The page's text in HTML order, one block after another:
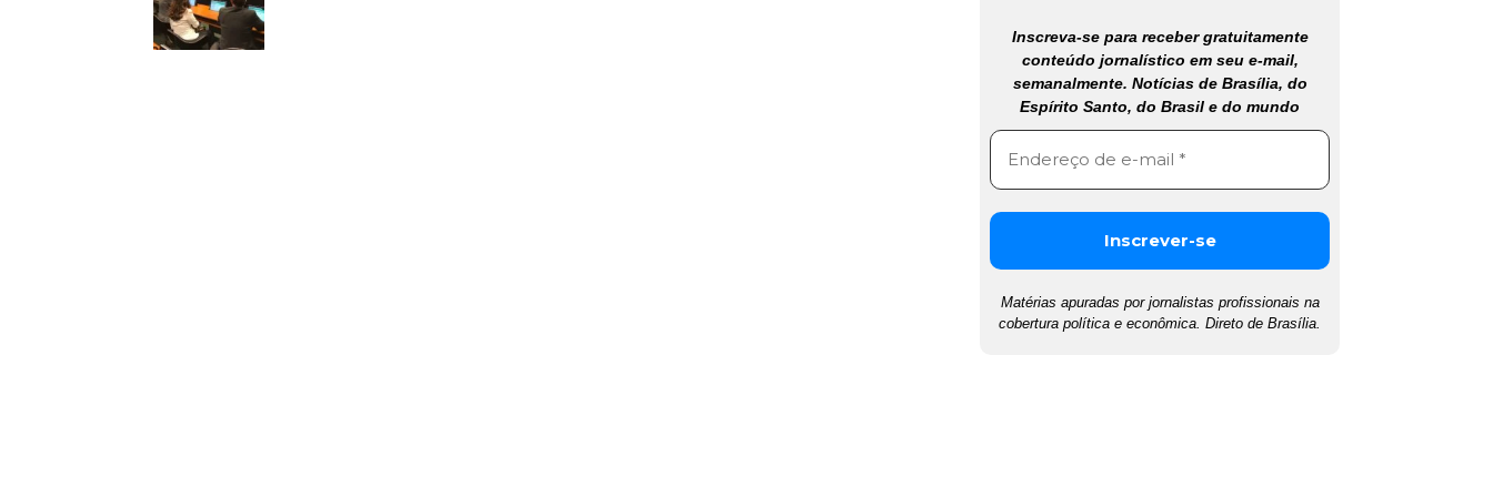
Inscreva-se para receber gratuitamente
conteúdo jornalístico em seu e-mail,
semanalmente. Notícias de Brasília, do
Espírito Santo, do Brasil e do mundo
Matérias apuradas por jornalistas profissionais na
cobertura política e econômica. Direto de Brasília.